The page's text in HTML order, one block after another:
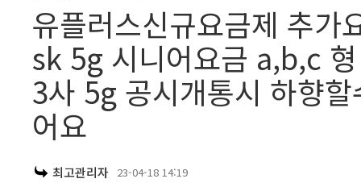
유플러스신규요금제 추가
sk 5g 시니어요금 a,b,c
3사 5g 공시개통시 하향
어요
최고관리자 23-04-18 14:19